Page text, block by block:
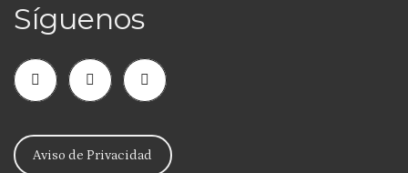
Síguenos
Aviso de Privacidad